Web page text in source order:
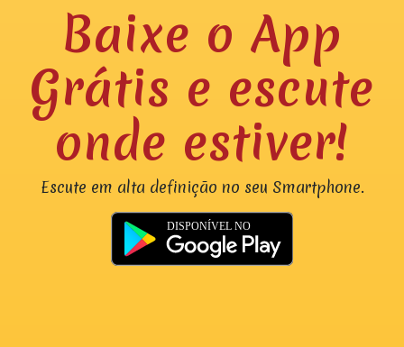
Baixe o App
Grátis e escute
onde estiver!
Escute em alta definição no seu Smartphone.